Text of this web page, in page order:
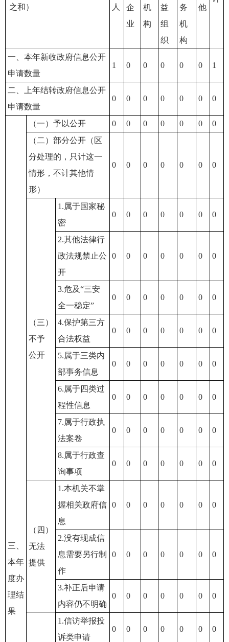
之和） 人
企
业
机
构
益
组
织
务
机
构
他
一、本年新收政府信息公开
申请数量
1 0 0 0 0 0 1
二、上年结转政府信息公开
申请数量
0 0 0 0 0 0 0
三、
本年
度办
理结
果
（一）予以公开 0 0 0 0 0 0
0
（二）部分公开（区
分处理的，只计这一
情形，不计其他情
形）
0 0 0 0 0 0 0
（三）
不予
公开
1.属于国家秘
密
0 0 0 0 0 0 0
2.其他法律行
政法规禁止公
开
0 0 0 0 0 0 0
3.危及“三安
全一稳定”
0 0 0 0 0 0 0
4.保护第三方
合法权益
0 0 0 0 0 0 0
5.属于三类内
部事务信息
0 0 0 0 0 0 0
6.属于四类过
程性信息
0 0 0 0 0 0 0
7.属于行政执
法案卷
0 0 0 0 0 0 0
8.属于行政查
询事项
0 0 0 0 0 0 0
（四）
无法
提供
1.本机关不掌
握相关政府信
息
0 0 0 0 0 0 0
2.没有现成信
息需要另行制
作
0 0 0 0 0 0 0
3.补正后申请
内容仍不明确
0 0 0 0 0 0 0
1.信访举报投
诉类申请
0 0 0 0 0 0 0